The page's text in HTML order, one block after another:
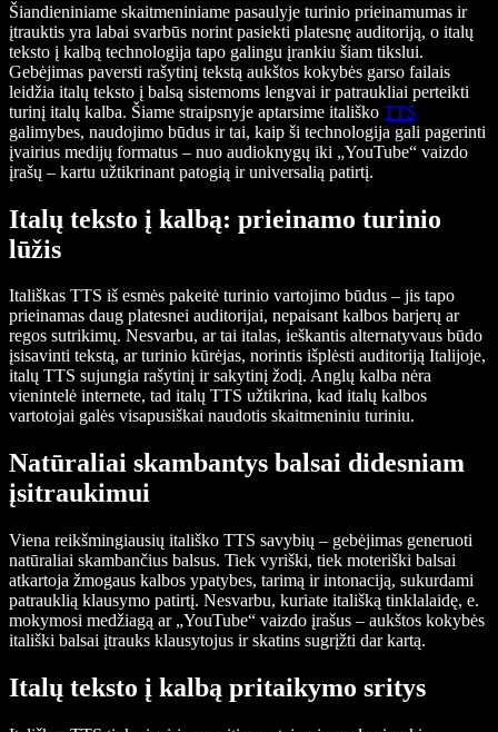
Šiandieniniame skaitmeniniame pasaulyje turinio prieinamumas ir
įtrauktis yra labai svarbūs norint pasiekti platesnę auditoriją, o italų
teksto į kalbą technologija tapo galingu įrankiu šiam tikslui.
Gebėjimas paversti rašytinį tekstą aukštos kokybės garso failais
leidžia italų teksto į balsą sistemoms lengvai ir patraukliai perteikti
turinį italų kalba. Šiame straipsnyje aptarsime itališko TTS
galimybes, naudojimo būdus ir tai, kaip ši technologija gali pagerinti
įvairius medijų formatus – nuo audioknygų iki „YouTube“ vaizdo
įrašų – kartu užtikrinant patogią ir universalią patirtį.
Italų teksto į kalbą: prieinamo turinio
lūžis
Itališkas TTS iš esmės pakeitė turinio vartojimo būdus – jis tapo
prieinamas daug platesnei auditorijai, nepaisant kalbos barjerų ar
regos sutrikimų. Nesvarbu, ar tai italas, ieškantis alternatyvaus būdo
įsisavinti tekstą, ar turinio kūrėjas, norintis išplėsti auditoriją Italijoje,
italų TTS sujungia rašytinį ir sakytinį žodį. Anglų kalba nėra
vienintelė internete, tad italų TTS užtikrina, kad italų kalbos
vartotojai galės visapusiškai naudotis skaitmeniniu turiniu.
Natūraliai skambantys balsai didesniam
įsitraukimui
Viena reikšmingiausių itališko TTS savybių – gebėjimas generuoti
natūraliai skambančius balsus. Tiek vyriški, tiek moteriški balsai
atkartoja žmogaus kalbos ypatybes, tarimą ir intonaciją, sukurdami
patrauklią klausymo patirtį. Nesvarbu, kuriate itališką tinklalaidę, e.
mokymosi medžiagą ar „YouTube“ vaizdo įrašus – aukštos kokybės
itališki balsai įtrauks klausytojus ir skatins sugrįžti dar kartą.
Italų teksto į kalbą pritaikymo sritys